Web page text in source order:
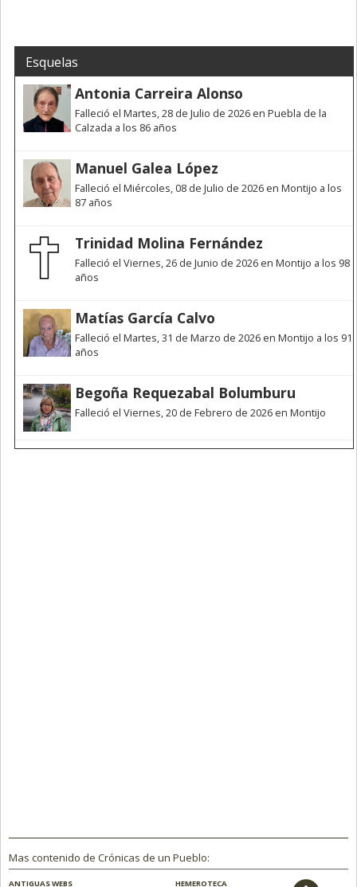
Esquelas
Antonia Carreira Alonso
Falleció el Martes, 28 de Julio de 2026 en Puebla de la
Calzada a los 86 años
Manuel Galea López
Falleció el Miércoles, 08 de Julio de 2026 en Montijo a los
87 años
Trinidad Molina Fernández
Falleció el Viernes, 26 de Junio de 2026 en Montijo a los 98
años
Matías García Calvo
Falleció el Martes, 31 de Marzo de 2026 en Montijo a los 91
años
Begoña Requezabal Bolumburu
Falleció el Viernes, 20 de Febrero de 2026 en Montijo
Mas contenido de Crónicas de un Pueblo:
ANTIGUAS WEBS HEMEROTECA